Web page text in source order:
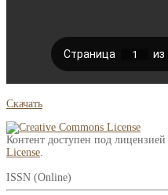
Скачать
Контент доступен под лицензией
License
ISSN (Online)